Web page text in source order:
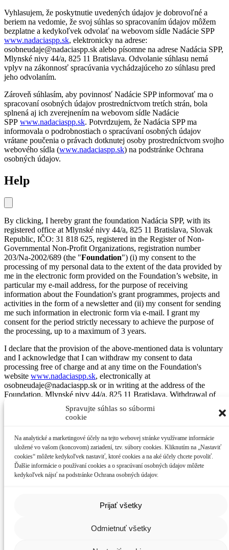
Spravujte súhlas so súbormi
cookie
Na analytické a marketingové účely na tejto webovej stránke využívame informácie
uložené vo vašom (koncovom) zariadení, tzv. súbory cookies. Kliknutím na „Nastaviť
cookies“ môžete kedykoľvek nastaviť, ktoré cookies a na aké účely chcete povoliť.
Ďalšie informácie o používaní cookies a o spracúvaní osobných údajov môžete
kedykoľvek nájsť na podstránke Ochrana osobných údajov.
Prijať všetky
Odmietnuť všetky
Vyhlasujem, že poskytnutie uvedených údajov je dobrovoľné a
beriem na vedomie, že svoj súhlas so spracovaním údajov môžem
bezplatne a kedykoľvek odvolať na webovom sídle Nadácie SPP
www.nadaciaspp.sk, elektronicky na adrese:
osobneudaje@nadaciaspp.sk alebo písomne na adrese Nadácia SPP,
Mlynské nivy 44/a, 825 11 Bratislava. Odvolanie súhlasu nemá
vplyv na zákonnosť spracúvania vychádzajúceho zo súhlasu pred
jeho odvolaním.
Zároveň súhlasím, aby povinnosť Nadácie SPP informovať ma o
spracovaní osobných údajov prostredníctvom tretích strán, bola
splnená aj ich zverejnením na webovom sídle Nadácie
SPP www.nadaciaspp.sk. Potvrdzujem, že Nadácia SPP ma
informovala o podrobnostiach o spracúvaní osobných údajov
vrátane poučenia o právach dotknutej osoby prostredníctvom svojho
webového sídla (www.nadaciaspp.sk) na podstránke Ochrana
osobných údajov.
Help
By clicking, I hereby grant the foundation Nadácia SPP, with its
registered office at Mlynské nivy 44/a, 825 11 Bratislava, Slovak
Republic, IČO: 31 818 625, registered in the Register of Non-
Governmental Non-Profit Organizations, registration number
203/Na-2002/689 (the "Foundation") (i) my consent to the
processing of my personal data to the extent of the data provided by
me in the electronic form provided on the Foundation’s website, in
particular my e-mail address, for the purpose of receiving
information about the Foundation's grant programmes, projects and
activities in the form of a newsletter and (ii) my consent for sending
me such information in electronic form via e-mail. I grant my
consent for the period strictly necessary to achieve the purpose of
the processing, up to a maximum of 3 years.
I declare that the provision of the above-mentioned data is voluntary
and I acknowledge that I can withdraw my consent to data
processing free of charge and at any time on the Foundation's
website www.nadaciaspp.sk, electronically at
osobneudaje@nadaciaspp.sk or in writing at the address of the
Foundation, Mlynské nivy 44/a, 825 11 Bratislava. Withdrawal of
consent does not affect the lawfulness of processing based on
consent prior to its withdrawal.
inform me about the processing of my personal data through third
parties is fulfilled by publishing of the list of such third parties on the
Foundation's websitewww.nadaciaspp.sk. I confirm that the
Foundation has informed me about the details of the processing of
personal data, including the information on the rights of the data
zapísaná v Registri nadácií Ministerstva vnútra